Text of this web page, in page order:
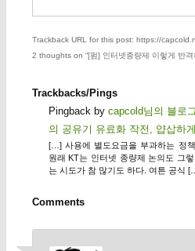
Trackback URL for this post: https://
2 thoughts on “[펌] 인터넷종량제 이렇게 반격
Trackbacks/Pings
Pingback bycapcold님의 블로
의 공유기 유료화 작전, 얍삽하
[…] 사용에 별도요금을 부과하는 정
원래 KT는 인터넷 종량제 논의도 그
는 시도가 참 많기도 하다. 여튼 공식
Comments